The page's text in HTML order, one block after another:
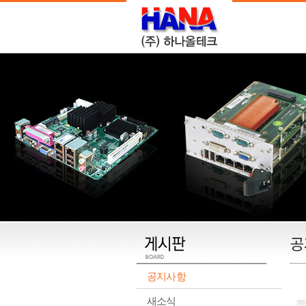
공지사항
새소식